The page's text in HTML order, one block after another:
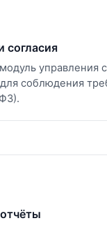
согласия
управления
соблюдения